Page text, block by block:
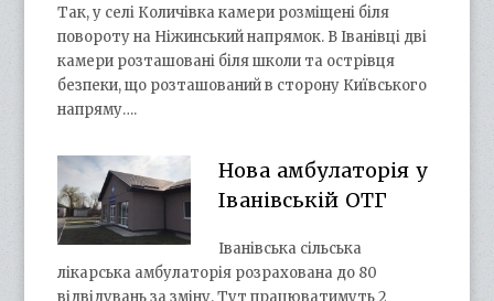
Так, у селі Количівка камери розміщені біля
повороту на Ніжинський напрямок. В Іванівці дві
камери розташовані біля школи та острівця
безпеки, що розташований в сторону Київського
напряму….
Нова амбулаторія у
Іванівській ОТГ
Іванівська сільська
лікарська амбулаторія розрахована до 80